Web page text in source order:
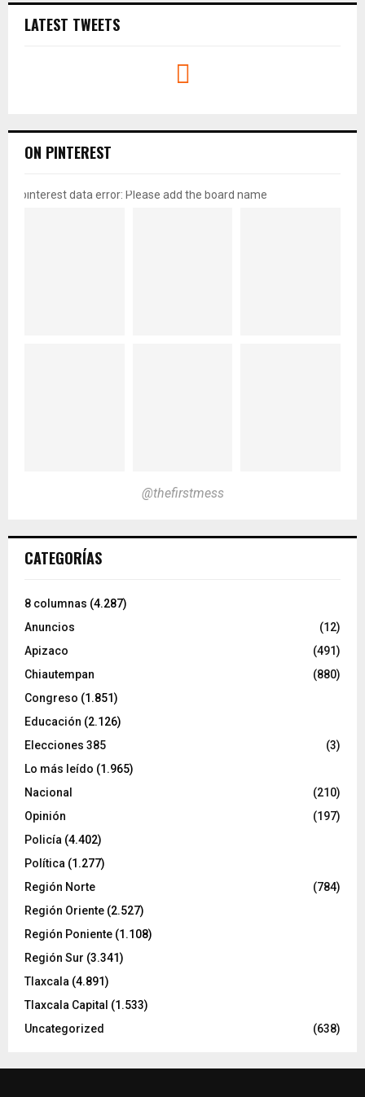
LATEST TWEETS
ON PINTEREST
pinterest data error: Please add the board name
@thefirstmess
CATEGORÍAS
8 columnas (4.287)
Anuncios
(12)
Apizaco
(491)
Chiautempan
(880)
Congreso (1.851)
Educación (2.126)
Elecciones 385
(3)
Lo más leído (1.965)
Nacional
(210)
Opinión
(197)
Policía (4.402)
Política (1.277)
Región Norte
(784)
Región Oriente (2.527)
Región Poniente (1.108)
Región Sur (3.341)
Tlaxcala (4.891)
Tlaxcala Capital (1.533)
Uncategorized
(638)